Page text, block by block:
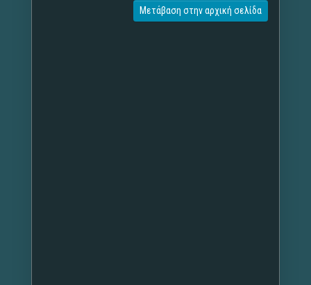
Μετάβαση στην αρχική σελίδα